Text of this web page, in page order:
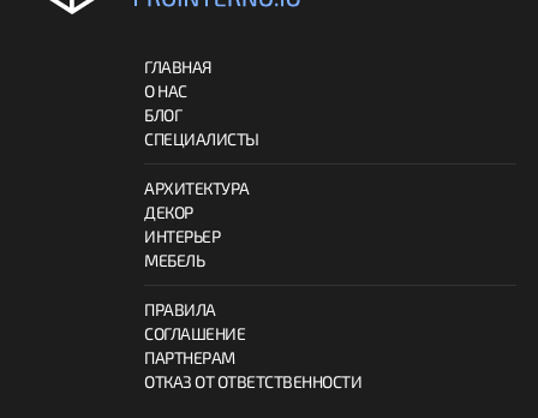
ГЛАВНАЯ
О НАС
БЛОГ
СПЕЦИАЛИСТЫ
АРХИТЕКТУРА
ДЕКОР
ИНТЕРЬЕР
МЕБЕЛЬ
ПРАВИЛА
СОГЛАШЕНИЕ
ПАРТНЕРАМ
ОТКАЗ ОТ ОТВЕТСТВЕННОСТИ